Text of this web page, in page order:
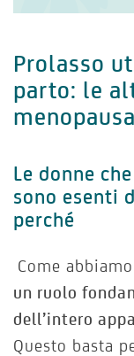
Prolasso
parto: le
menopausa
Le donne
sono esenti
perché
Come
un ruolo
dell’intero
Questo basta